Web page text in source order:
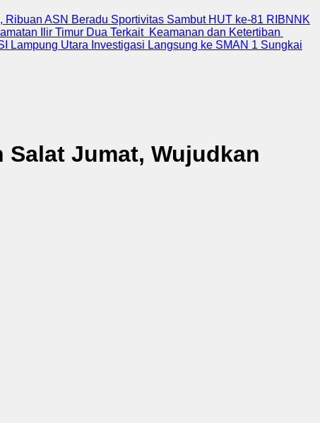
ASN Beradu Sportivitas Sambut HUT ke-81 RI BNNK
Ilir Timur Dua Terkait Keamanan dan Ketertiban
Lampung Utara Investigasi Langsung ke SMAN 1 Sungkai
Jumat, Wujudkan